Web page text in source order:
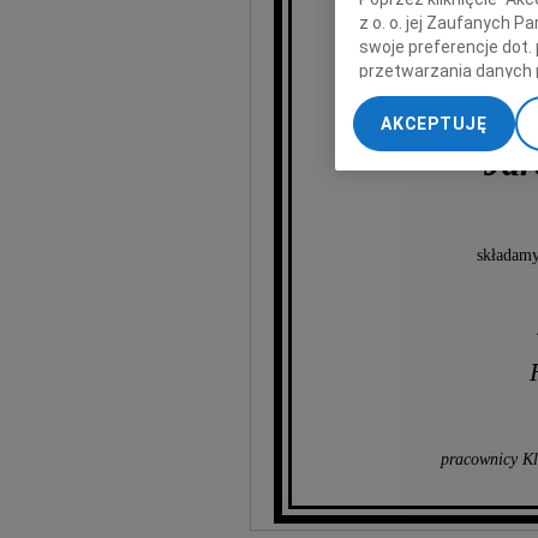
pracownicy
z o. o. jej Zaufanych
swoje preferencje dot.
przetwarzania danych
„Ustawienia
My, nasi Zaufani
dokładnych danych
Przechowywanie
AKCEPTUJĘ